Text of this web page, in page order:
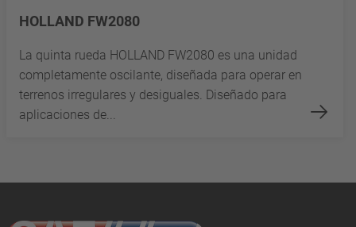
HOLLAND FW2080
La quinta rueda HOLLAND FW2080 es una unidad
completamente oscilante, diseñada para operar en
terrenos irregulares y desiguales. Diseñado para
aplicaciones de...